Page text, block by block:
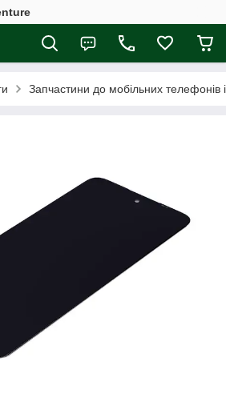
Запчастини до мобільних телефонів